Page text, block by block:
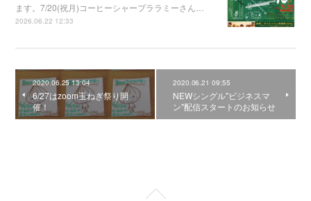
ます。7/20(祝月)コーヒーシャープララミーさん…
2026.06.22 12:33
2020.06.25 13:04
6/27はzoom玉ねぎ祭り開
催！
2020.06.21 09:55
NEWシングル"ビジネスマ
ン"配信スタートのお知らせ